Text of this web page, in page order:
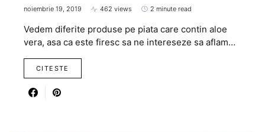
noiembrie 19, 2019 462 views 2 minute read
Vedem diferite produse pe piata care contin aloe
vera, asa ca este firesc sa ne intereseze sa aflam…
CITESTE